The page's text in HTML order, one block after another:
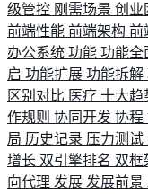
级管控 刚需场景 创业
前端性能 前端架构 前
办公系统 功能 功能全
启 功能扩展 功能拆解
区别对比 医疗 十大趋
作规则 协同开发 协程
局 历史记录 压力测试
增长 双引擎排名 双框
向代理 发展 发展前景